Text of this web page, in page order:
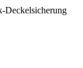
Deckelsicherung